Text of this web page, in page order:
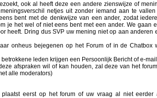
ook al heeft deze een andere zienswijze of
netjes uit zonder iemand aan te
bent met de denkwijze van een ander, zodat
je het wel of niet eens bent met een ander. We gaan
heeft. Dring dus SVP uw mening niet op aan anderen
onheus bejegenen op het Forum of in de Chatbox
leden krijgen een Persoonlijk Bericht of e-
afspraken wil of kan houden, zal deze van het
alle moderators)
eerst op het forum of uw vraag al niet eerder